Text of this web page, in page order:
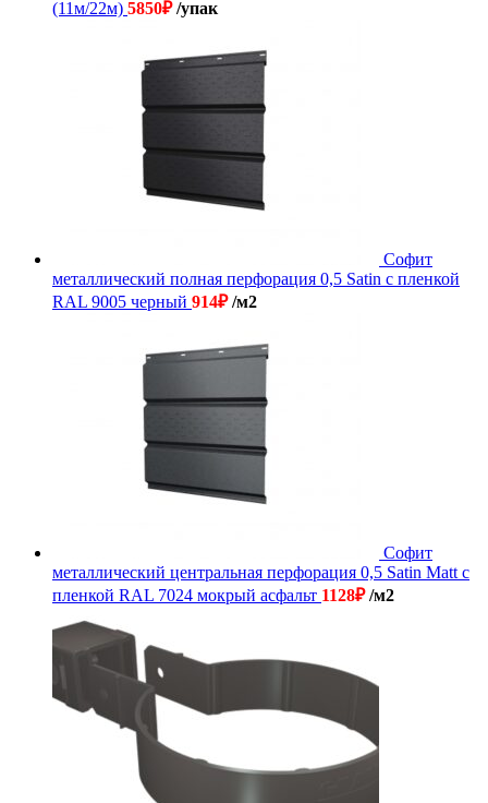
(11м/22м) 5850₽/упак
Софит
металлический полная перфорация 0,5 Satin с пленкой
RAL 9005 черный 914₽/м2
Софит
металлический центральная перфорация 0,5 Satin Matt с
пленкой RAL 7024 мокрый асфальт 1128₽/м2